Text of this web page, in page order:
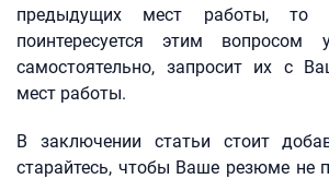
предыдущих мест работы, то
поинтересуется этим
самостоятельно, запросит их с
мест работы.
В заключении статьи стоит
старайтесь, чтобы Ваше резюме не